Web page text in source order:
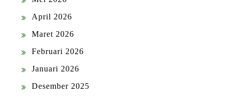
April 2026
Maret 2026
Februari 2026
Januari 2026
Desember 2025